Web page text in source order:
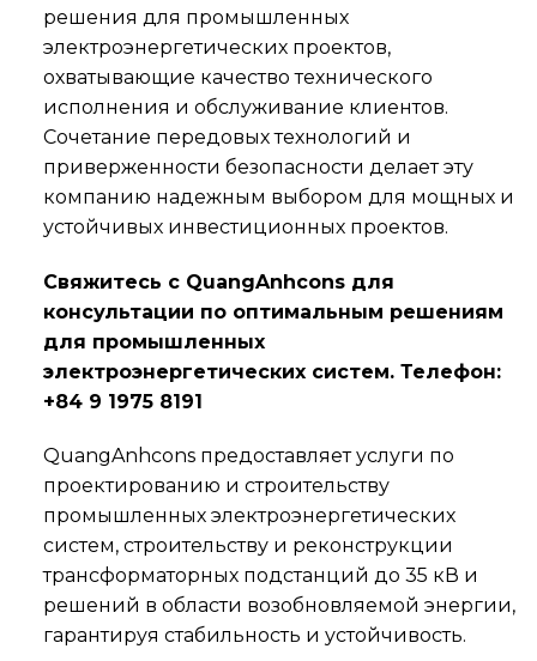
решения для промышленных
электроэнергетических проектов,
охватывающие качество технического
исполнения и обслуживание клиентов.
Сочетание передовых технологий и
приверженности безопасности делает эту
компанию надежным выбором для мощных и
устойчивых инвестиционных проектов.
Свяжитесь с QuangAnhcons для
консультации по оптимальным решениям
для промышленных
электроэнергетических систем. Телефон:
+84 9 1975 8191
QuangAnhcons предоставляет услуги по
проектированию и строительству
промышленных электроэнергетических
систем, строительству и реконструкции
трансформаторных подстанций до 35 кВ и
решений в области возобновляемой энергии,
гарантируя стабильность и устойчивость.